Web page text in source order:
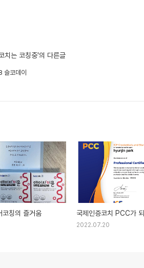
치는 코칭중'의 다른글
슬코데이
코칭의 즐거움 국제인증코치 PCC가
2022.07.20